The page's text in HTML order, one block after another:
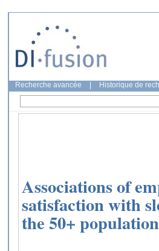
Recherche avancée Historique de
Associations of
satisfaction with
the 50+